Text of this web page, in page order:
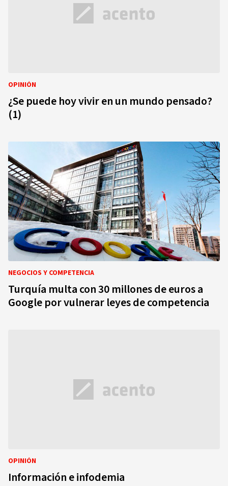
OPINIÓN
¿Se puede hoy vivir en un mundo pensado?
(1)
NEGOCIOS Y COMPETENCIA
Turquía multa con 30 millones de euros a
Google por vulnerar leyes de competencia
OPINIÓN
Información e infodemia